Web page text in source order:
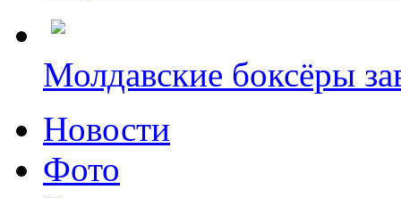
Молдавские боксёры
Новости
Фото